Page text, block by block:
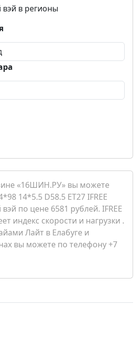
в регионы
«16ШИН.РУ» вы можете
14*5.5 D58.5 ET27 IFREE
по цене 6581 рублей. IFREE
индекс скорости и нагрузки .
Лайт в Елабуге и
вы можете по телефону +7